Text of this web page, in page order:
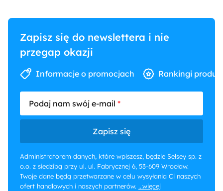
Zapisz się do newslettera i nie
przegap okazji
Informacje o promocjach Rankingi
Podaj nam swój e-mail
Zapisz się
Administratorem danych, które wpiszesz, będzie Selsey sp. z
o.o. z siedzibą przy ul. ul. Fabrycznej 6, 53-609 Wrocław.
Twoje dane będą przetwarzane w celu wysyłania Ci naszych
ofert handlowych i naszych partnerów. ...więcej